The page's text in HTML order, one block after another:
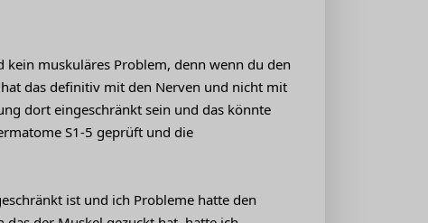
kein muskuläres Problem, denn wenn du den
das definitiv mit den Nerven und nicht mit
dort eingeschränkt sein und das könnte
S1-5 geprüft und die
ist und ich Probleme hatte den